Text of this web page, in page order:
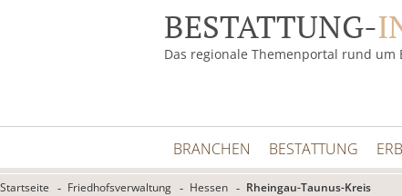
BESTATTUNG-
Das regionale Themenportal rund um
BRANCHEN BESTATTUNG
Startseite Friedhofsverwaltung Hessen Rheingau-Taunus-Kreis